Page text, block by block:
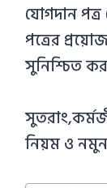
যোগদান
পত্রের
সুনিশ্চিত
নিয়ম ও